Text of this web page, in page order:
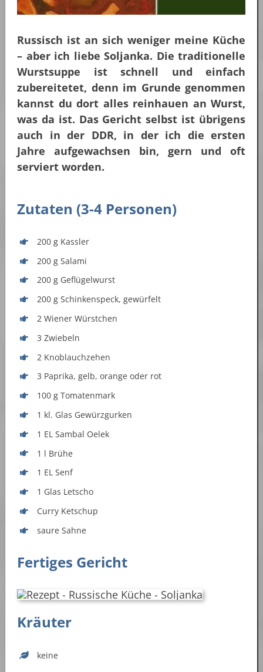
Russisch ist an sich weniger meine Küche
– aber ich liebe Soljanka. Die traditionelle
Wurstsuppe ist schnell und einfach
zubereitetet, denn im Grunde genommen
kannst du dort alles reinhauen an Wurst,
was da ist. Das Gericht selbst ist übrigens
auch in der DDR, in der ich die ersten
Jahre aufgewachsen bin, gern und oft
serviert worden.
Zutaten (3-4 Personen)
200 g Kassler
200 g Salami
200 g Geflügelwurst
200 g Schinkenspeck, gewürfelt
2 Wiener Würstchen
3 Zwiebeln
2 Knoblauchzehen
3 Paprika, gelb, orange oder rot
100 g Tomatenmark
1 kl. Glas Gewürzgurken
1 EL Sambal Oelek
1 l Brühe
1 EL Senf
1 Glas Letscho
Curry Ketschup
saure Sahne
Fertiges Gericht
Kräuter
keine